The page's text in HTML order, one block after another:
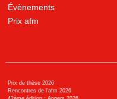
Évènements
Prix afm
Prix de thèse 2026
Rencontres de l'afm 2026